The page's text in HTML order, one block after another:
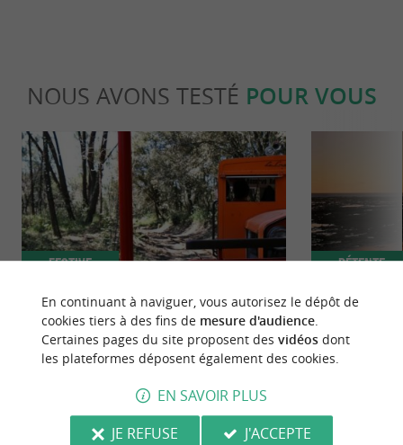
NOUS AVONS TESTÉ POUR VOUS
Le petit train de Saint-Trojan-les-Bains
Festive
Camping le
soleil en
Détente
En continuant à naviguer, vous autorisez le dépôt de
cookies tiers à des fins de mesure d'audience.
Certaines pages du site proposent des vidéosdont
les plateformes déposent également des cookies.
EN SAVOIR PLUS
JE REFUSE
J'ACCEPTE